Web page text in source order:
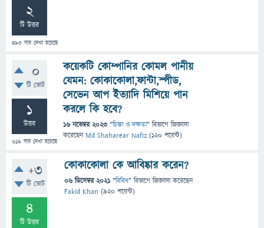
2
টি উত্তর
495 বার দেখা হয়েছে
0
টি ভোট
1
উত্তর
619 বার দেখা হয়েছে
কয়েকটি কোম্পানির কোমল পানীয়
যেমন: কোকাকোলা,ফান্টা,স্পীড,
সেভেন আপ ইত্যাদি মিশিয়ে পান
করলে কি হবে?
16 নভেম্বর 2023 "চিন্তা ও দক্ষতা" বিভাগে জিজ্ঞাসা
করেছেনMd Shaharear Nafiz (120 পয়েন্ট)
+3
টি ভোট
4
টি উত্তর
কোকাকোলা কে আবিষ্কার করেন?
06 ডিসেম্বর 2021 "বিবিধ" বিভাগে জিজ্ঞাসাকরেছেন
Fakid Khan (920 পয়েন্ট)